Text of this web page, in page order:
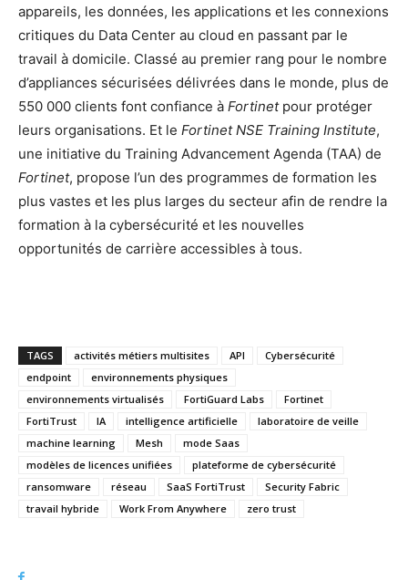
appareils, les données, les applications et les connexions
critiques du Data Center au cloud en passant par le
travail à domicile. Classé au premier rang pour le nombre
d’appliances sécurisées délivrées dans le monde, plus de
550 000 clients font confiance à Fortinetpour protéger
leurs organisations. Et le Fortinet NSE Training Institute,
une initiative du Training Advancement Agenda (TAA) de
Fortinet, propose l’un des programmes de formation les
plus vastes et les plus larges du secteur afin de rendre la
formation à la cybersécurité et les nouvelles
opportunités de carrière accessibles à tous.
TAGS activités métiers multisites API
Cybersécurité
endpoint
environnements physiques
environnements virtualisés
FortiGuard Labs
Fortinet
FortiTrust
IA intelligence artificielle
laboratoire de veille
machine learning
Mesh
mode Saas
modèles de licences unifiées
plateforme de cybersécurité
ransomware
réseau SaaS FortiTrust
Security Fabric
travail hybride
Work From Anywhere zero trust